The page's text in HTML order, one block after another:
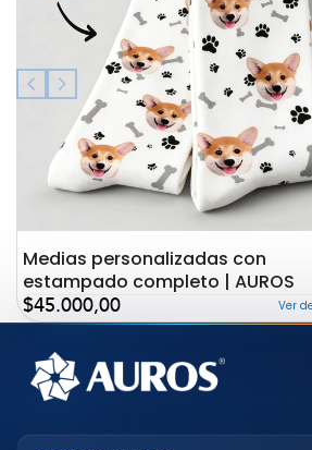
deseos
Medias personalizadas con
estampado completo | AUROS
Precio
de
$45.000,00 Ver